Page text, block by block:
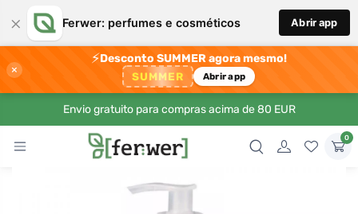
× Ferwer: perfumes e cosméticos Abrir app
×
⚡Desconto SUMMER agora mesmo!
SUMMER Abrir app
Envio gratuito para compras acima de 80 EUR
0